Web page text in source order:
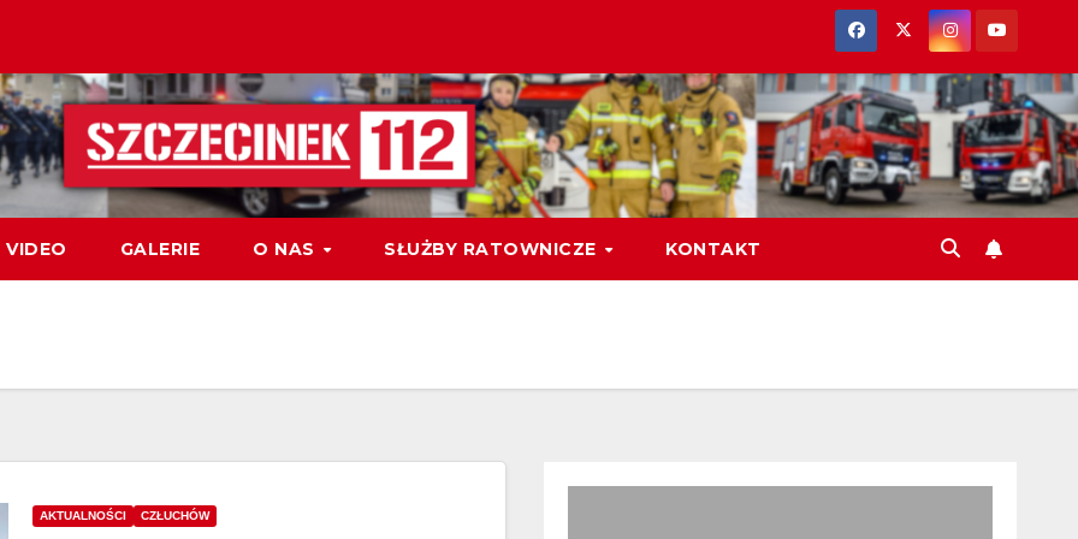
VIDEO GALERIE O NAS SŁUŻBY RATOWNICZE KONTAKT
AKTUALNOŚCI CZŁUCHÓW